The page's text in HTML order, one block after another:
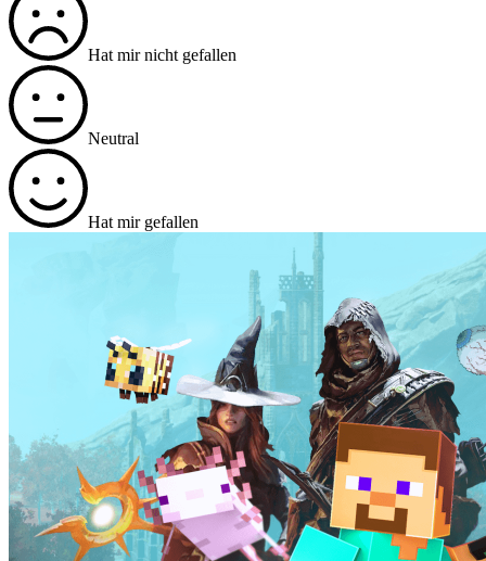
Hat mir nicht gefallen
Neutral
Hat mir gefallen